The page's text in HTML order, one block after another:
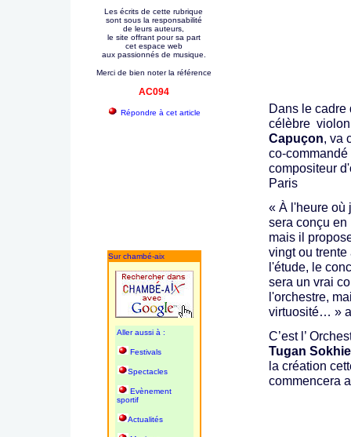
Les écrits de cette rubrique
sont sous la responsabilité
de leurs auteurs,
le site offrant pour sa part
cet espace web
aux passionnés de musique.
Merci de bien noter la référence
AC094
Répondre à cet article
Sur chambé-aix
Aller aussi à :
Festivals
Spectacles
Evènement
sportif
Actualités
Dans le cadre
célèbre
Capuçon, va
co-
compositeur
Paris
« À l'heure où
sera conçu
mais il
vingt ou
l'étude, le
sera un vrai
l'orchestre,
virtuosité… »
C’est l’
Tugan
la création
commencera